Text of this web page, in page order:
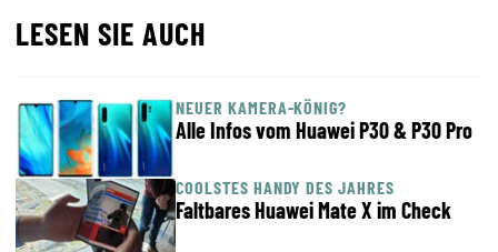
LESEN SIE AUCH
NEUER KAMERA-KÖNIG?
Alle Infos vom Huawei P30 & P30 Pro
COOLSTES HANDY DES JAHRES
Faltbares Huawei Mate X im Check